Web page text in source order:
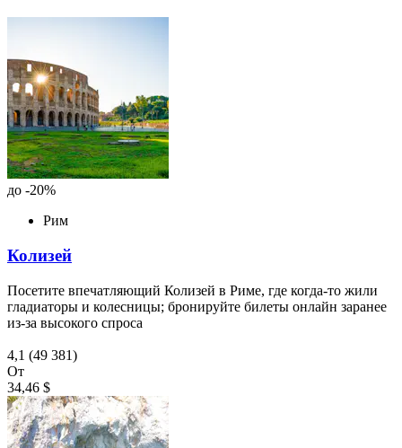
до -20%
Рим
Колизей
Посетите впечатляющий Колизей в Риме, где когда-то жили
гладиаторы и колесницы; бронируйте билеты онлайн заранее
из-за высокого спроса
4,1 (49 381)
От
34,46 $